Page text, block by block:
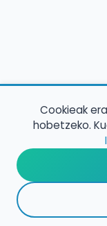
Cookieak
hobetzeko.